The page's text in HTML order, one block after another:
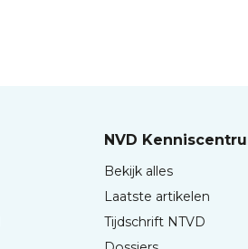
NVD
Bekijk alles
Laatste artikelen
Tijdschrift NTVD